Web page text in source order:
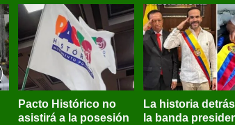
Pacto Histórico no
asistirá a la posesión
La historia
la banda